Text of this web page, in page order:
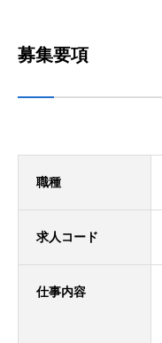
募集要項
職種
求人コード
仕事内容